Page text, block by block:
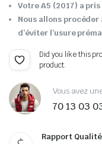
Votre A5 (2017) a
Nous allons
d’éviter l’usure
Did you like this
product.
Vous avez
70 13 03
Rapport